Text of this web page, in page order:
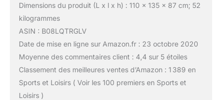
Dimensions du produit (L x l x h) : 110 x 135 x 87 cm; 52
kilogrammes
ASIN : B08LQTRGLV
Date de mise en ligne sur Amazon.fr : 23 octobre 2020
Moyenne des commentaires client : 4,4 sur 5 étoiles
Classement des meilleures ventes d’Amazon : 1 389 en
Sports et Loisirs ( Voir les 100 premiers en Sports et
Loisirs )